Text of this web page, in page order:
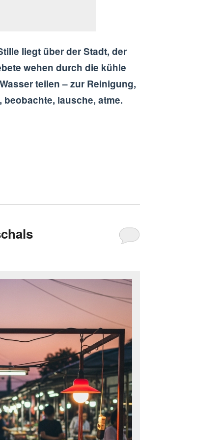
liegt über der Stadt, der
wehen durch die kühle
teilen – zur Reinigung,
lausche, atme.